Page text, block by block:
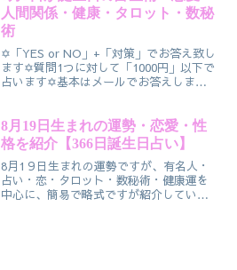
かは焦るので決まりは無く、臨機応変に
対応します
人間関係・健康・タロット・数秘
術
✡「YES or NO」+「対策」でお答え致し
ます✡質問1つに対して「1000円」以下で
占います✡基本はメールでお答えします
も可能です✡料金は１時間○○○○円と
かは焦るので決まりは無く、臨機応変に
対応します✡また、過去・現在・未来も
占えます
8月19日生まれの運勢・恋愛・性
格を紹介【366日誕生日占い】
8月1９日生まれの運勢ですが、有名人・
占い・恋・タロット・数秘術・健康運を
中心に、簡易で略式ですが紹介していき